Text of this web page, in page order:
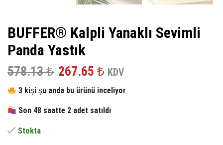
BUFFER® Kalpli Yanaklı Sevimli
Panda Yastık
578.13₺ Orijinal
fiyat:
578.13 ₺.
267.65 ₺ Şu
andaki
fiyat:
KDV
3 kişi şu anda bu ürünü inceliyor
Son 48 saatte 2 adet satıldı
Stokta